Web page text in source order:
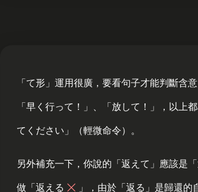
「て形」運用很廣，要看句子才能判斷含
「早く行って！」、「放して！」，以上
てください」（輕微命令）。
另外補充一下，你說的「返えて」應該是
做「返える 」，由於「返る」是歸還